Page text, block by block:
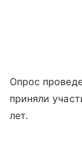
Опрос
приняли
лет.